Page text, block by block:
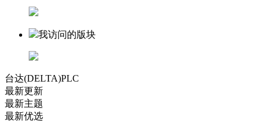
我访问的版块
台达(DELTA)PLC
最新更新
最新主题
最新优选